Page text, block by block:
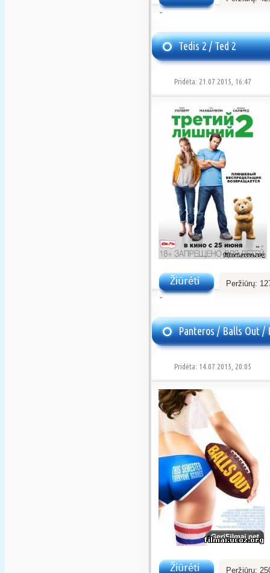
Tedis 2 / Ted 2
Pridėta: 21.07.2015, 16:47
Peržiūrų:
Panteros / Balls Out /
Pridėta: 14.07.2015, 20:05
Peržiūrų: